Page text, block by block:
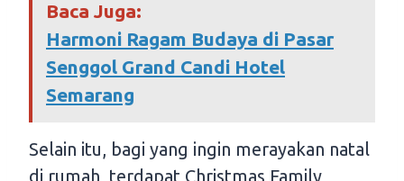
Baca Juga:
Harmoni Ragam Budaya di Pasar
Senggol Grand Candi Hotel
Semarang
Selain itu, bagi yang ingin merayakan natal
di rumah, terdapat Christmas Family